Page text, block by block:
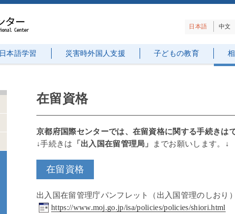
日本語 中文
日本語学習 災害時外国人支援 子どもの教育
在留資格
京都府国際センターでは、在留資格に関する手続きは
↓手続きは 「出入国在留管理局」 までお願いします。↓
在留資格
出入国在留管理庁パンフレット（出入国管理のしおり
https://www.moj.go.jp/isa/policies/policies/shiori.html